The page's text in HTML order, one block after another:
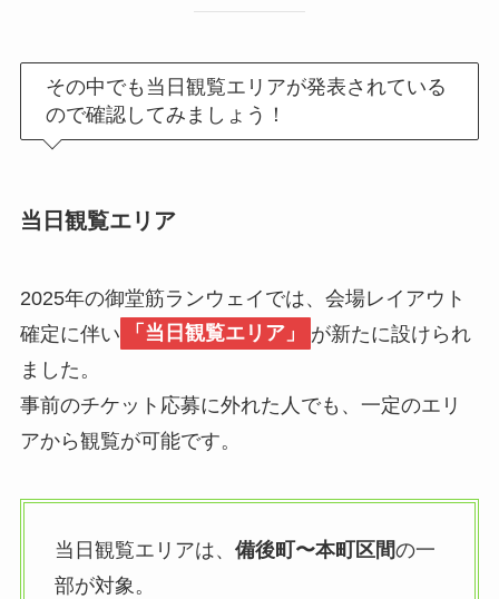
その中でも当日観覧エリアが発表されている
ので確認してみましょう！
当日観覧エリア
2025年の御堂筋ランウェイでは、会場レイアウト
確定に伴い
「当日観覧エリア」
が新たに設けられ
ました。
事前のチケット応募に外れた人でも、一定のエリ
アから観覧が可能です。
当日観覧エリアは、 備後町〜本町区間の一
部が対象。